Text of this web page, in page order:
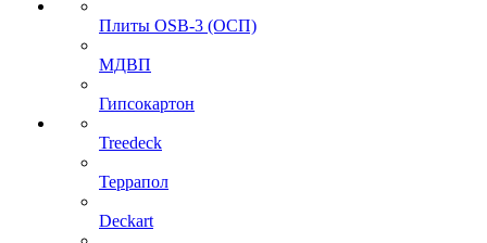
Плиты OSB-3 (ОСП)
МДВП
Гипсокартон
Treedeck
Террапол
Deckart